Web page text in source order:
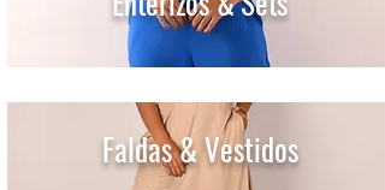
Faldas & Vestidos